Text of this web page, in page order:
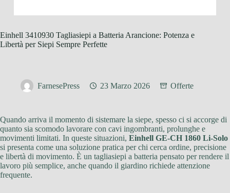
Einhell 3410930 Tagliasiepi a Batteria Arancione: Potenza e
Libertà per Siepi Sempre Perfette
FarnesePress 23 Marzo 2026 Offerte
Quando arriva il momento di sistemare la siepe, spesso ci si accorge di
quanto sia scomodo lavorare con cavi ingombranti, prolunghe e
movimenti limitati. In queste situazioni, Einhell GE-CH 1860 Li-Solo
si presenta come una soluzione pratica per chi cerca ordine, precisione
e libertà di movimento. È un tagliasiepi a batteria pensato per rendere il
lavoro più semplice, anche quando il giardino richiede attenzione
frequente.